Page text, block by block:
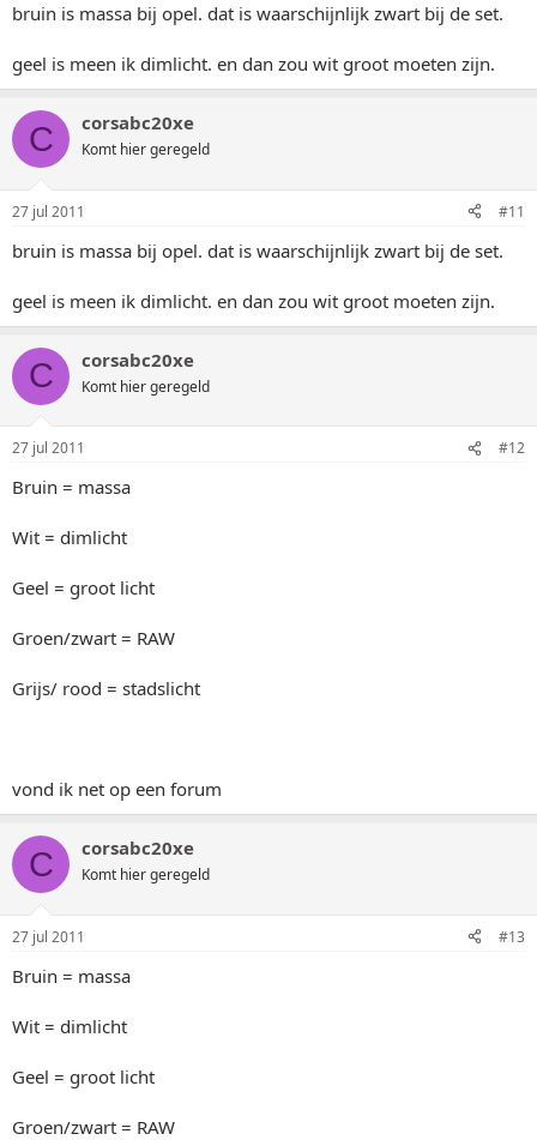
bruin is massa bij opel. dat is waarschijnlijk zwart bij de set.
geel is meen ik dimlicht. en dan zou wit groot moeten zijn.
C corsabc20xe
Komt hier geregeld
27 jul 2011 #11
bruin is massa bij opel. dat is waarschijnlijk zwart bij de set.
geel is meen ik dimlicht. en dan zou wit groot moeten zijn.
C corsabc20xe
Komt hier geregeld
27 jul 2011 #12
Bruin = massa
Wit = dimlicht
Geel = groot licht
Groen/zwart = RAW
Grijs/ rood = stadslicht
vond ik net op een forum
C corsabc20xe
Komt hier geregeld
27 jul 2011 #13
Bruin = massa
Wit = dimlicht
Geel = groot licht
Groen/zwart = RAW